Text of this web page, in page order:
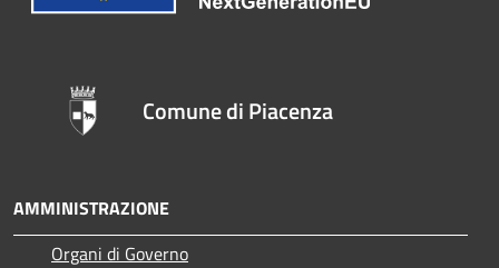
Comune di Piacenza
AMMINISTRAZIONE
Organi di Governo